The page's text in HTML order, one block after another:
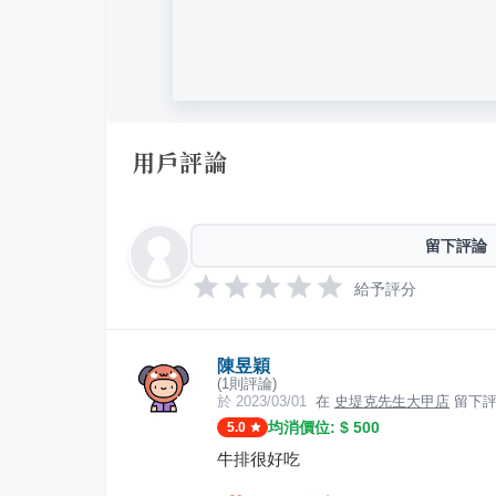
用戶評論
留下評論
給予評分
陳昱穎
(1則評論)
於 2023/03/01 在 史堤克先生大甲店 留下
5.0 均消價位: $ 500
牛排很好吃